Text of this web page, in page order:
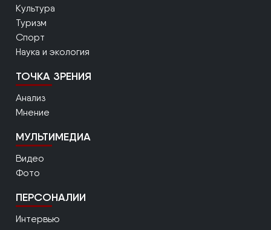
Культура
Туризм
Спорт
Наука и экология
ТОЧКА ЗРЕНИЯ
Анализ
Мнение
МУЛЬТИМЕДИА
Видео
Фото
ПЕРСОНАЛИИ
Интервью